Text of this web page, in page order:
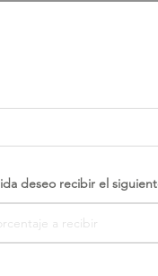
deseo recibir el